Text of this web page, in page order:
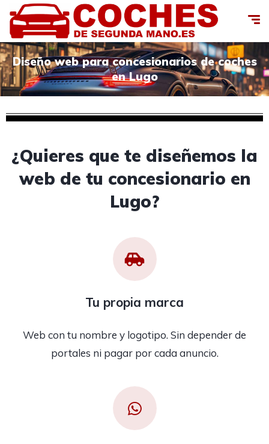
Diseño web para concesionarios de coches
en Lugo
¿Quieres que te diseñemos la
web de tu concesionario en
Lugo?
Tu propia marca
Web con tu nombre y logotipo. Sin depender de
portales ni pagar por cada anuncio.